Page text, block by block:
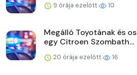
9 órája ezelőtt 10
Megálló Toyotának és
egy Citroen Szombath...
20 órája ezelőtt 16